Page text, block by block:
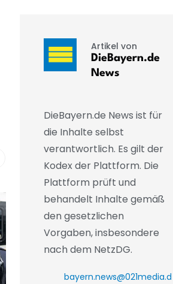
Artikel von
DieBayern.de
News
DieBayern.de News ist für
die Inhalte selbst
verantwortlich. Es gilt der
Kodex der Plattform. Die
Plattform prüft und
behandelt Inhalte gemäß
den gesetzlichen
Vorgaben, insbesondere
nach dem NetzDG.
bayern.news@021media.d